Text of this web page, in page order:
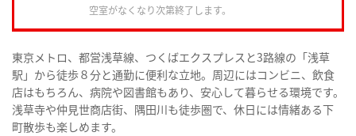
空室がなくなり次第終了します。
東京メトロ、都営浅草線、つくばエクスプレスと3路線の「浅草
駅」から徒歩８分と通勤に便利な立地。周辺にはコンビニ、飲食
店はもちろん、病院や図書館もあり、安心して暮らせる環境です。
浅草寺や仲見世商店街、隅田川も徒歩圏で、休日には情緒ある下
町散歩も楽しめます。